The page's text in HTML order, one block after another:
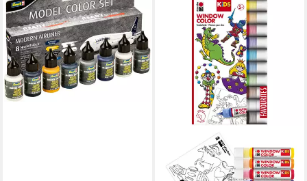
Bastelfarbe Modern Airliner
(8x 18ml), Made in Germany
19,98 € UVP24,99 €
(146,91 €/ 1 l)
-20%
lieferbar - in 6-8 Werktagen bei dir
MARABU
Wasserfarbe Marabu KiDS
Window Color 10x25ml